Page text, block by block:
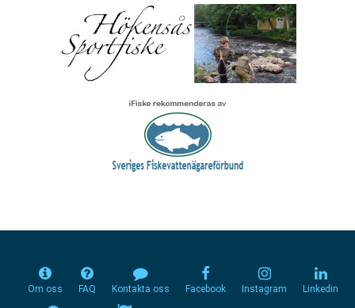
Om oss FAQ Kontakta oss Facebook Instagram Linkedin